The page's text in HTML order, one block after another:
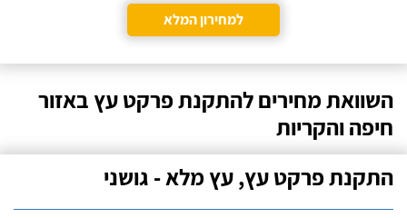
למחירון המלא
השוואת מחירים להתקנת פרקט עץ באזור
חיפה והקריות
התקנת פרקט עץ, עץ מלא - גושני